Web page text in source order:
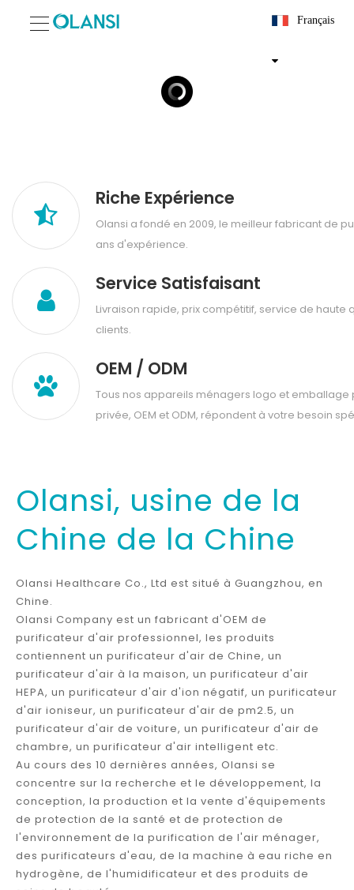
Français
Riche Expérience
Olansi a fondé en 2009, le meilleur fabricant de
ans d'expérience.
Service Satisfaisant
Livraison rapide, prix compétitif, service de haute
clients.
OEM / ODM
Tous nos appareils ménagers logo et
privée, OEM et ODM, répondent à votre besoin
Olansi, usine de la
Chine de la Chine
Olansi Healthcare Co., Ltd est situé à Guangzhou, en
Chine.
Olansi Company est un fabricant d'OEM de
purificateur d'air professionnel, les produits
contiennent un purificateur d'air de Chine, un
purificateur d'air à la maison, un purificateur d'air
HEPA, un purificateur d'air d'ion négatif, un purificateur
d'air ioniseur, un purificateur d'air de pm2.5, un
purificateur d'air de voiture, un purificateur d'air de
chambre, un purificateur d'air intelligent etc.
Au cours des 10 dernières années, Olansi se
concentre sur la recherche et le développement, la
conception, la production et la vente d'équipements
de protection de la santé et de protection de
l'environnement de la purification de l'air ménager,
des purificateurs d'eau, de la machine à eau riche en
hydrogène, de l'humidificateur et des produits de